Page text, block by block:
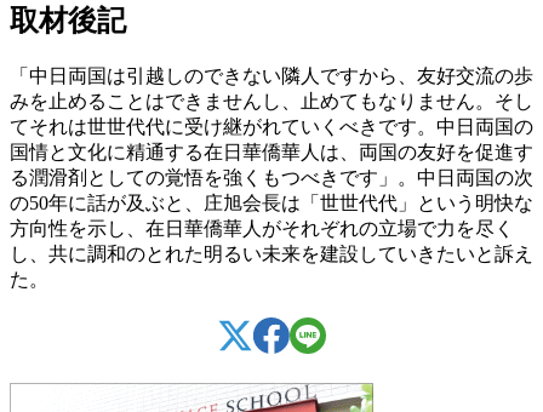
取材後記
「中日両国は引越しのできない隣人ですから、友好交流の歩
みを止めることはできませんし、止めてもなりません。そし
てそれは世世代代に受け継がれていくべきです。中日両国の
国情と文化に精通する在日華僑華人は、両国の友好を促進す
る潤滑剤としての覚悟を強くもつべきです」。中日両国の次
の50年に話が及ぶと、庄旭会長は「世世代代」という明快な
方向性を示し、在日華僑華人がそれぞれの立場で力を尽く
し、共に調和のとれた明るい未来を建設していきたいと訴え
た。